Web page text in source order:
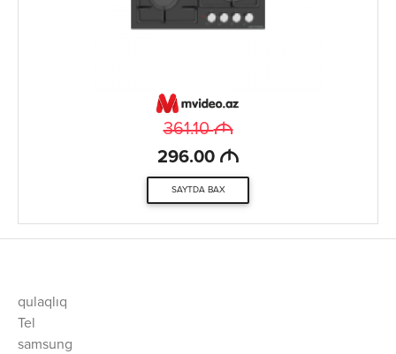
361.10M
296.00 M
SAYTDA BAX
qulaqlıq
Tel
samsung